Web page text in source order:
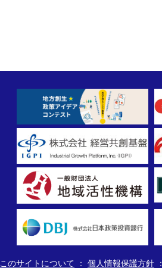
このサイトについて 個人情報保護方針